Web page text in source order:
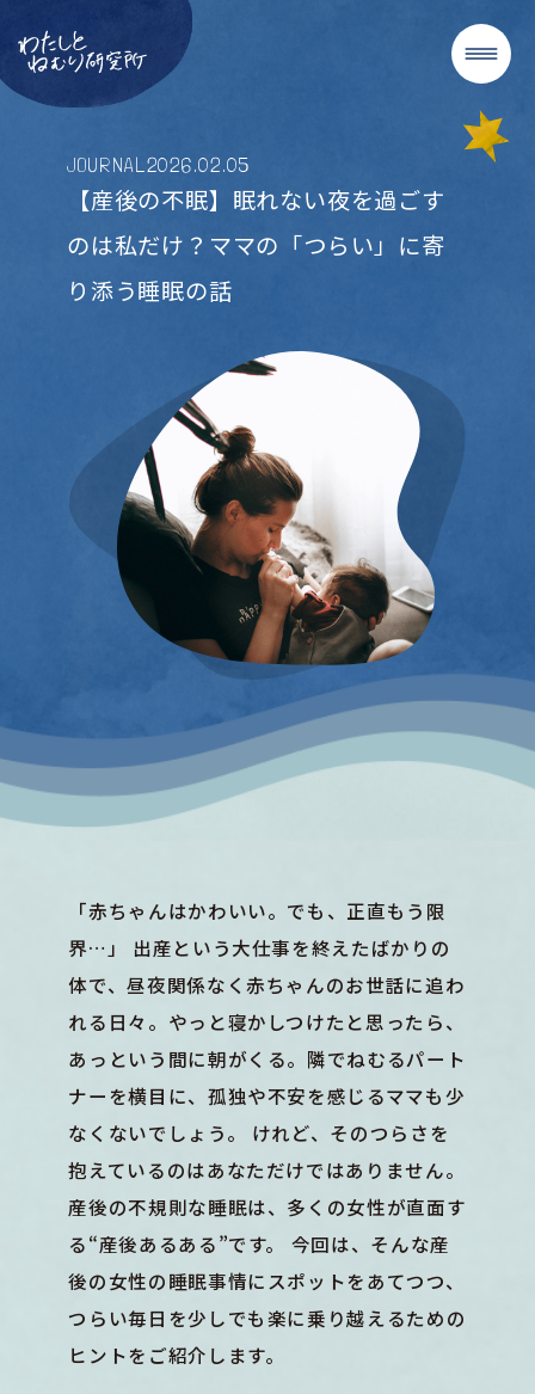
JOURNAL2026.02.05
【産後の不眠】眠れない夜を過ごす
のは私だけ？ママの「つらい」に寄
り添う睡眠の話
「赤ちゃんはかわいい。でも、正直もう限
界…」 出産という大仕事を終えたばかりの
体で、昼夜関係なく赤ちゃんのお世話に追わ
れる日々。やっと寝かしつけたと思ったら、
あっという間に朝がくる。隣でねむるパート
ナーを横目に、孤独や不安を感じるママも少
なくないでしょう。 けれど、そのつらさを
抱えているのはあなただけではありません。
産後の不規則な睡眠は、多くの女性が直面す
る“産後あるある”です。 今回は、そんな産
後の女性の睡眠事情にスポットをあてつつ、
つらい毎日を少しでも楽に乗り越えるための
ヒントをご紹介します。